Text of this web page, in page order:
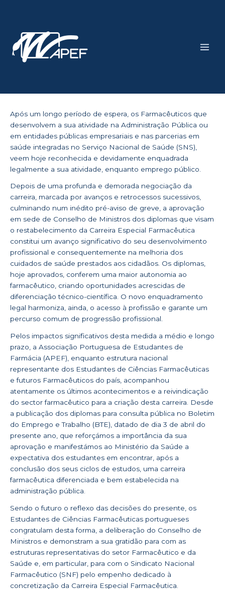
Após um longo período de espera, os Farmacêuticos que
desenvolvem a sua atividade na Administração Pública ou
em entidades públicas empresariais e nas parcerias em
saúde integradas no Serviço Nacional de Saúde (SNS),
veem hoje reconhecida e devidamente enquadrada
legalmente a sua atividade, enquanto emprego público.
Depois de uma profunda e demorada negociação da
carreira, marcada por avanços e retrocessos sucessivos,
culminando num inédito pré-aviso de greve, a aprovação
em sede de Conselho de Ministros dos diplomas que visam
o restabelecimento da Carreira Especial Farmacêutica
constitui um avanço significativo do seu desenvolvimento
profissional e consequentemente na melhoria dos
cuidados de saúde prestados aos cidadãos. Os diplomas,
hoje aprovados, conferem uma maior autonomia ao
farmacêutico, criando oportunidades acrescidas de
diferenciação técnico-científica. O novo enquadramento
legal harmoniza, ainda, o acesso à profissão e garante um
percurso comum de progressão profissional.
Pelos impactos significativos desta medida a médio e longo
prazo, a Associação Portuguesa de Estudantes de
Farmácia (APEF), enquanto estrutura nacional
representante dos Estudantes de Ciências Farmacêuticas
e futuros Farmacêuticos do país, acompanhou
atentamente os últimos acontecimentos e a reivindicação
do sector farmacêutico para a criação desta carreira. Desde
a publicação dos diplomas para consulta pública no Boletim
do Emprego e Trabalho (BTE), datado de dia 3 de abril do
presente ano, que reforçámos a importância da sua
aprovação e manifestámos ao Ministério da Saúde a
expectativa dos estudantes em encontrar, após a
conclusão dos seus ciclos de estudos, uma carreira
farmacêutica diferenciada e bem estabelecida na
administração pública.
Sendo o futuro o reflexo das decisões do presente, os
Estudantes de Ciências Farmacêuticas portugueses
congratulam desta forma, a deliberação do Conselho de
Ministros e demonstram a sua gratidão para com as
estruturas representativas do setor Farmacêutico e da
Saúde e, em particular, para com o Sindicato Nacional
Farmacêutico (SNF) pelo empenho dedicado à
concretização da Carreira Especial Farmacêutica.